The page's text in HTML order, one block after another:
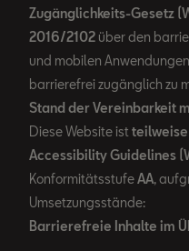
Zugänglichkeits-Gesetz
2016/2102 über den
und mobilen
barrierefrei zugänglich zu
Stand der Vereinbarkeit
Diese Website ist
Accessibility Guidelines
KonformitätsstufeAA,
Umsetzungsstände:
Barrierefreie Inhalte im